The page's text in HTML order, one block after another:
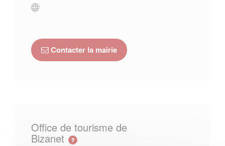
Contacter la mairie
Office de tourisme de
Bizanet